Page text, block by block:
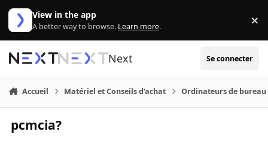
Aller au contenu
View in the app
A better way to browse. Learn more. ×
Next Se connecter
Accueil Matériel et Conseils d'achat Ordinateurs de bureau
pcmcia?